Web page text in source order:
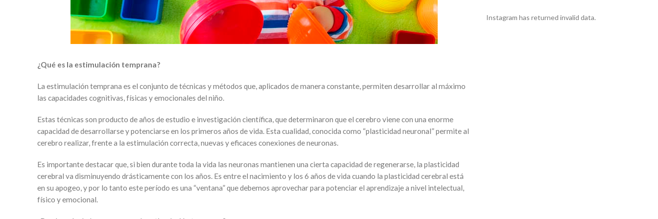
¿Qué es la estimulación temprana?
La estimulación temprana es el conjunto de técnicas y métodos que, aplicados de manera constante, permiten desarrollar al máximo
las capacidades cognitivas, físicas y emocionales del niño.
Estas técnicas son producto de años de estudio e investigación científica, que determinaron que el cerebro viene con una enorme
capacidad de desarrollarse y potenciarse en los primeros años de vida. Esta cualidad, conocida como “plasticidad neuronal” permite al
cerebro realizar, frente a la estimulación correcta, nuevas y eficaces conexiones de neuronas.
Es importante destacar que, si bien durante toda la vida las neuronas mantienen una cierta capacidad de regenerarse, la plasticidad
cerebral va disminuyendo drásticamente con los años. Es entre el nacimiento y los 6 años de vida cuando la plasticidad cerebral está
en su apogeo, y por lo tanto este período es una “ventana” que debemos aprovechar para potenciar el aprendizaje a nivel intelectual,
físico y emocional.
Instagram has returned invalid data.